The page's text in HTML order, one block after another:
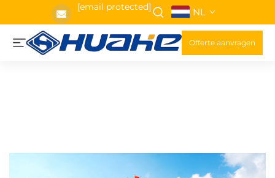
[email protected] NL
Offerte aanvragen